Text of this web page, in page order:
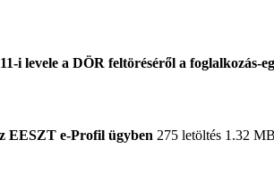
i levele a DÖR feltöréséről a foglalkozás-
EESZT e-Profil ügyben 275 letöltés 1.32 MB